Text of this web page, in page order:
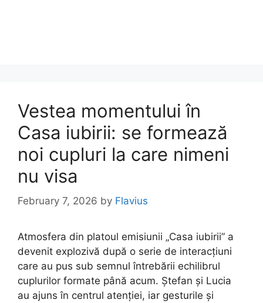
Vestea momentului în
Casa iubirii: se formează
noi cupluri la care nimeni
nu visa
February 7, 2026 by Flavius
Atmosfera din platoul emisiunii „Casa iubirii” a
devenit explozivă după o serie de interacțiuni
care au pus sub semnul întrebării echilibrul
cuplurilor formate până acum. Ștefan și Lucia
au ajuns în centrul atenției, iar gesturile și